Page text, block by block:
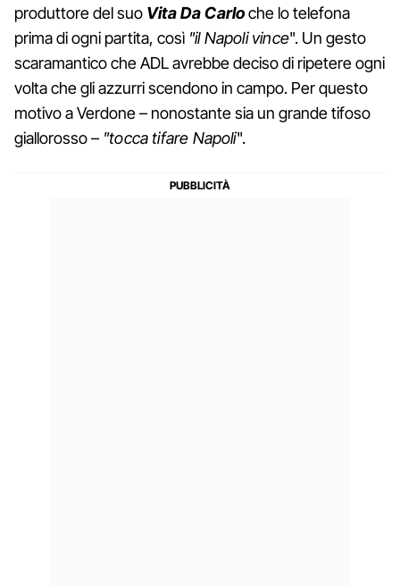
produttore del suo Vita Da Carloche lo telefona
prima di ogni partita, così "il Napoli vince". Un gesto
scaramantico che ADL avrebbe deciso di ripetere ogni
volta che gli azzurri scendono in campo. Per questo
motivo a Verdone – nonostante sia un grande tifoso
giallorosso – "tocca tifare Napoli".